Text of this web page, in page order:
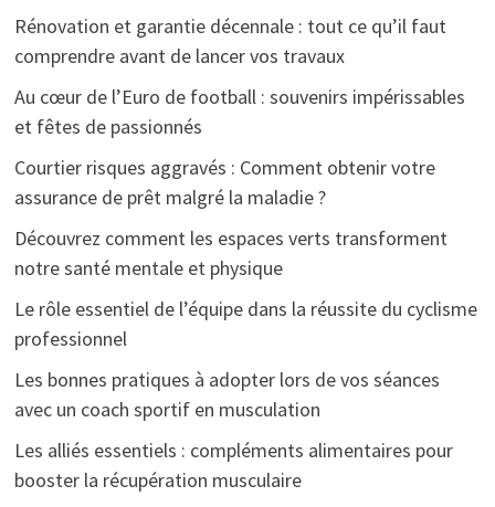
Rénovation et garantie décennale : tout ce qu’il faut
comprendre avant de lancer vos travaux
Au cœur de l’Euro de football : souvenirs impérissables
et fêtes de passionnés
Courtier risques aggravés : Comment obtenir votre
assurance de prêt malgré la maladie ?
Découvrez comment les espaces verts transforment
notre santé mentale et physique
Le rôle essentiel de l’équipe dans la réussite du cyclisme
professionnel
Les bonnes pratiques à adopter lors de vos séances
avec un coach sportif en musculation
Les alliés essentiels : compléments alimentaires pour
booster la récupération musculaire